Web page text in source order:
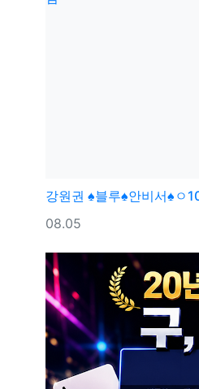
강원권 ♠블루♠안비서♠ㅇ
등록일
08.05